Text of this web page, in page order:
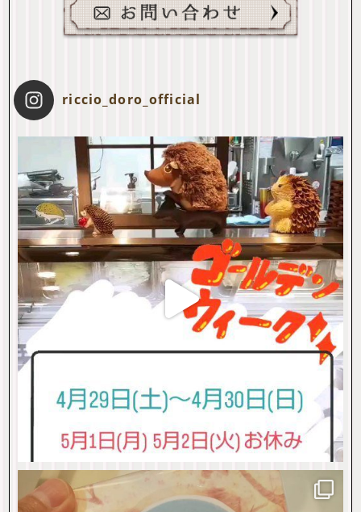
riccio_doro_official